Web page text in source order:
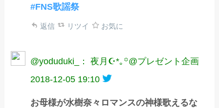
#FNS歌謡祭
返信 リツイ お気に
@yoduduki_： 夜月☪︎*｡꙳@プレゼント企画
2018-12-05 19:10
お母様が水樹奈々ロマンスの神様歌えるな